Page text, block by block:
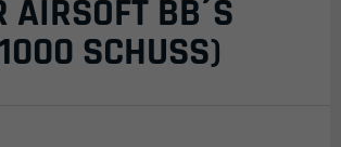
AIRSOFT BB´S
SCHUSS)